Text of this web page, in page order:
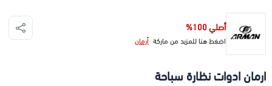
أصلي 100%
اضغط هنا للمزيد من ماركة أرمان
ارمان ادوات نظارة سباحة